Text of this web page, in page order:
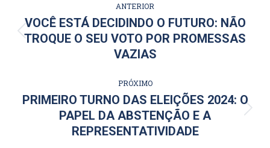
DE
POST:
ANTERIOR
Post
anterior:
VOCÊ ESTÁ DECIDINDO O FUTURO: NÃO
TROQUE O SEU VOTO POR PROMESSAS
VAZIAS
PRÓXIMO
Próximo
post:
PRIMEIRO TURNO DAS ELEIÇÕES 2024: O
PAPEL DA ABSTENÇÃO E A
REPRESENTATIVIDADE